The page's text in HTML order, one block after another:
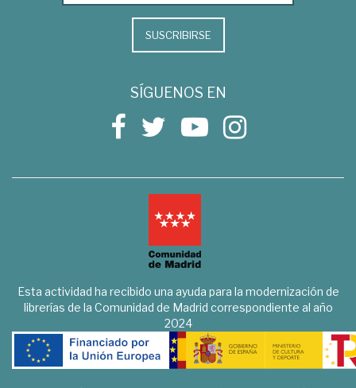
SUSCRIBIRSE
SÍGUENOS EN
Esta actividad ha recibido una ayuda para la modernización de
librerías de la Comunidad de Madrid correspondiente al año
2024